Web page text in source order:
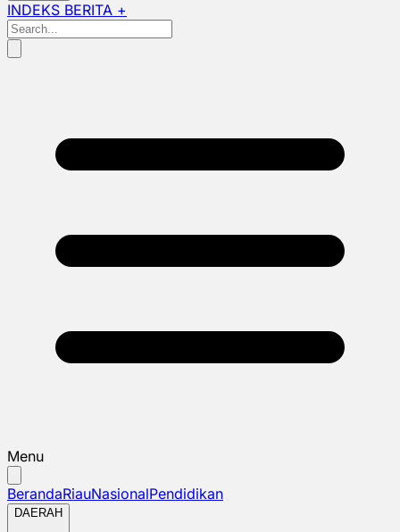
INDEKS BERITA +
Menu
BerandaRiauNasionalPendidikan
DAERAH